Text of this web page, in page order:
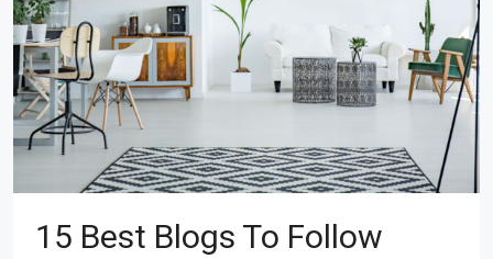
15 Best Blogs To Follow